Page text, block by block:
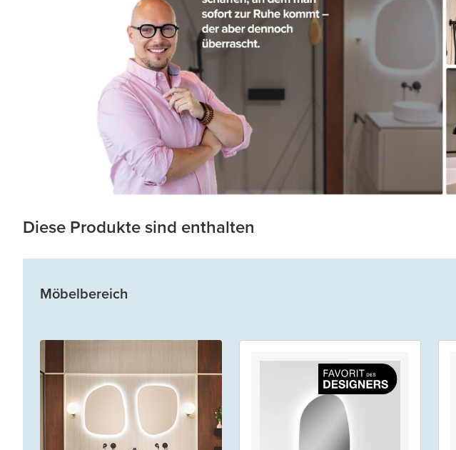
Diese Produkte sind enthalten
Möbelbereich